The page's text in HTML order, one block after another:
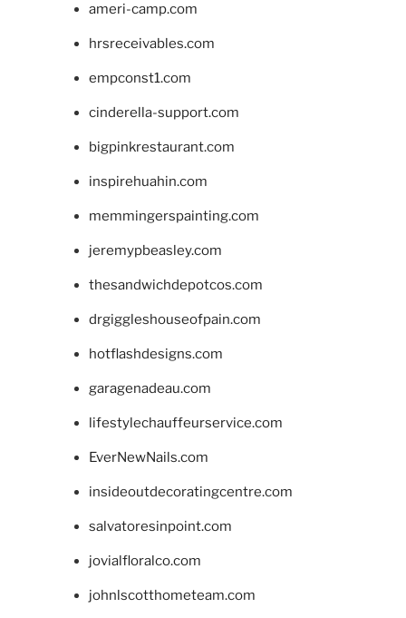
ameri-camp.com
hrsreceivables.com
empconst1.com
cinderella-support.com
bigpinkrestaurant.com
inspirehuahin.com
memmingerspainting.com
jeremypbeasley.com
thesandwichdepotcos.com
drgiggleshouseofpain.com
hotflashdesigns.com
garagenadeau.com
lifestylechauffeurservice.com
EverNewNails.com
insideoutdecoratingcentre.com
salvatoresinpoint.com
jovialfloralco.com
johnlscotthometeam.com